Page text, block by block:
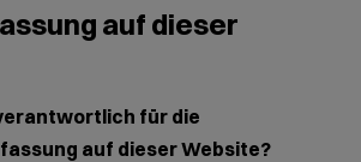
auf dieser
für die
auf dieser Website?